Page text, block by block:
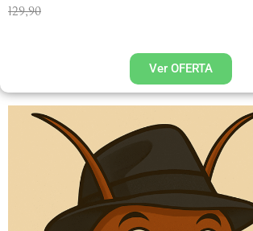
129,90
Ver OFERTA